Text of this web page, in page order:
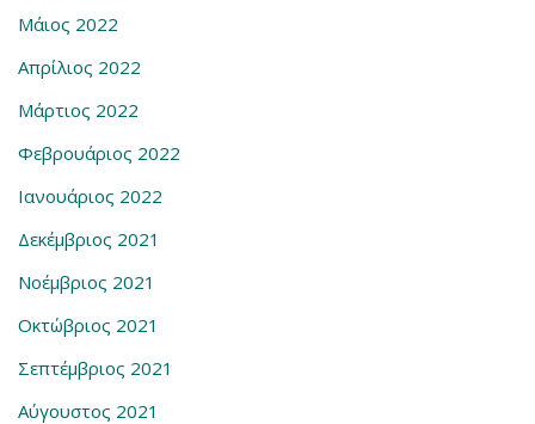
Μάιος 2022
Απρίλιος 2022
Μάρτιος 2022
Φεβρουάριος 2022
Ιανουάριος 2022
Δεκέμβριος 2021
Νοέμβριος 2021
Οκτώβριος 2021
Σεπτέμβριος 2021
Αύγουστος 2021